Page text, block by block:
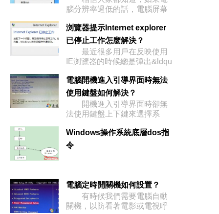
腦分辨率過低的話，電腦屏幕
浏覽器提示Internet explorer
已停止工作怎麼解決？
最近很多用戶在反映使用
IE浏覽器的時候總是彈出&ldqu
電腦開機進入引導界面時無法
使用鍵盤如何解決？
開機進入引導界面時卻無
法使用鍵盤上下鍵來選擇系
Windows操作系統底層dos指
令
電腦定時開關機如何設置？
有時候我們需要電腦自動
關機，以防看著電影或電視呼